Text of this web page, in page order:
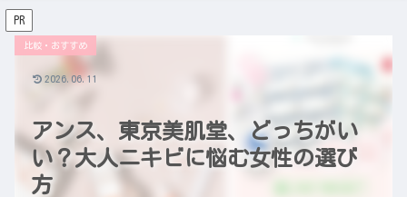
PR
アンス、東京美肌堂、どっちがい
い？大人ニキビに悩む女性の選び
方
比較・おすすめ
2026.06.11